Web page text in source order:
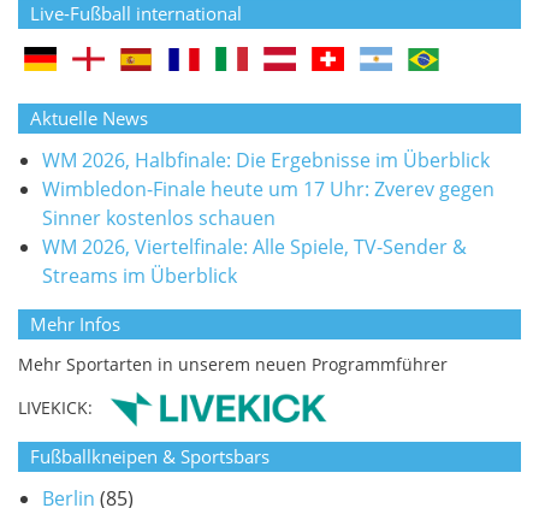
Live-Fußball international
Aktuelle News
WM 2026, Halbfinale: Die Ergebnisse im Überblick
Wimbledon-Finale heute um 17 Uhr: Zverev gegen
Sinner kostenlos schauen
WM 2026, Viertelfinale: Alle Spiele, TV-Sender &
Streams im Überblick
Mehr Infos
Mehr Sportarten in unserem neuen Programmführer
LIVEKICK:
Fußballkneipen & Sportsbars
Berlin (85)